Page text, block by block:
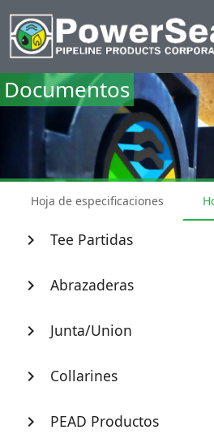
Documentos
Hoja de especificaciones
chevron_right Tee Partidas
chevron_right Abrazaderas
chevron_right Junta/Union
chevron_right Collarines
chevron_right PEAD Productos